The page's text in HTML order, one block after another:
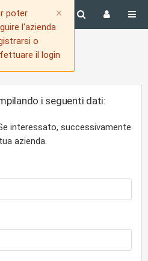
× Close
poter
l'azienda
o
il login
i seguenti dati:
interessato, successivamente
azienda.